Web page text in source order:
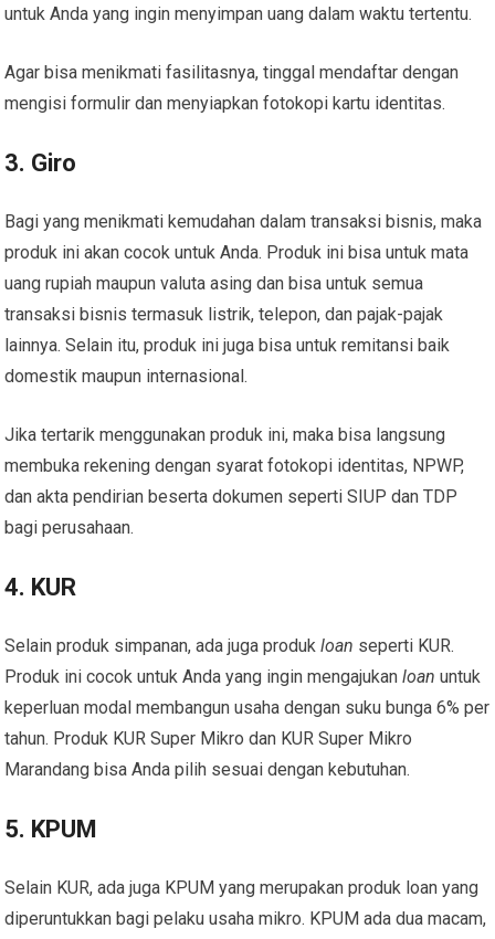
untuk Anda yang ingin menyimpan uang dalam waktu tertentu.
Agar bisa menikmati fasilitasnya, tinggal mendaftar dengan
mengisi formulir dan menyiapkan fotokopi kartu identitas.
3. Giro
Bagi yang menikmati kemudahan dalam transaksi bisnis, maka
produk ini akan cocok untuk Anda. Produk ini bisa untuk mata
uang rupiah maupun valuta asing dan bisa untuk semua
transaksi bisnis termasuk listrik, telepon, dan pajak-pajak
lainnya. Selain itu, produk ini juga bisa untuk remitansi baik
domestik maupun internasional.
Jika tertarik menggunakan produk ini, maka bisa langsung
membuka rekening dengan syarat fotokopi identitas, NPWP,
dan akta pendirian beserta dokumen seperti SIUP dan TDP
bagi perusahaan.
4. KUR
Selain produk simpanan, ada juga produkloan seperti KUR.
Produk ini cocok untuk Anda yang ingin mengajukanloanuntuk
keperluan modal membangun usaha dengan suku bunga 6% per
tahun. Produk KUR Super Mikro dan KUR Super Mikro
Marandang bisa Anda pilih sesuai dengan kebutuhan.
5. KPUM
Selain KUR, ada juga KPUM yang merupakan produk loan yang
diperuntukkan bagi pelaku usaha mikro. KPUM ada dua macam,